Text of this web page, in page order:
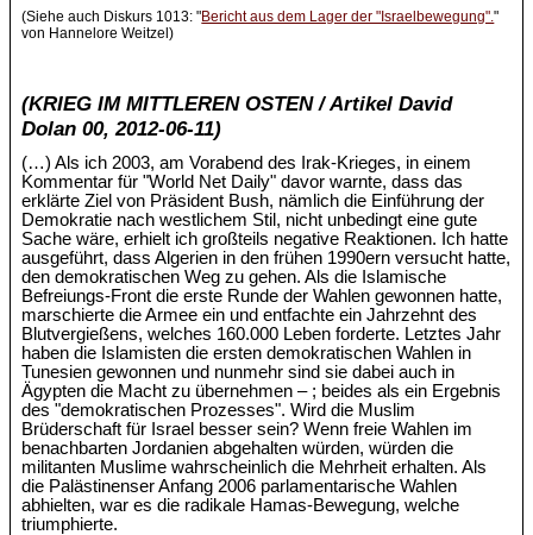
(Siehe auch Diskurs 1013: "Bericht aus dem Lager der "Israelbewegung"."
von Hannelore Weitzel)
(KRIEG IM MITTLEREN OSTEN / Artikel David
Dolan 00, 2012-06-11)
(…) Als ich 2003, am Vorabend des Irak-Krieges, in einem
Kommentar für "World Net Daily" davor warnte, dass das
erklärte Ziel von Präsident Bush, nämlich die Einführung der
Demokratie nach westlichem Stil, nicht unbedingt eine gute
Sache wäre, erhielt ich großteils negative Reaktionen. Ich hatte
ausgeführt, dass Algerien in den frühen 1990ern versucht hatte,
den demokratischen Weg zu gehen. Als die Islamische
Befreiungs-Front die erste Runde der Wahlen gewonnen hatte,
marschierte die Armee ein und entfachte ein Jahrzehnt des
Blutvergießens, welches 160.000 Leben forderte. Letztes Jahr
haben die Islamisten die ersten demokratischen Wahlen in
Tunesien gewonnen und nunmehr sind sie dabei auch in
Ägypten die Macht zu übernehmen – ; beides als ein Ergebnis
des "demokratischen Prozesses". Wird die Muslim
Brüderschaft für Israel besser sein? Wenn freie Wahlen im
benachbarten Jordanien abgehalten würden, würden die
militanten Muslime wahrscheinlich die Mehrheit erhalten. Als
die Palästinenser Anfang 2006 parlamentarische Wahlen
abhielten, war es die radikale Hamas-Bewegung, welche
triumphierte.